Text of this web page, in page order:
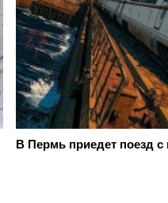
В Пермь приедет поезд с